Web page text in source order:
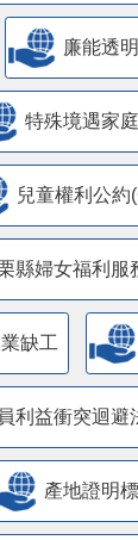
廉能透
特殊境遇家
兒童權利公約
縣婦女福利服
缺工
利益衝突迴避
產地證明